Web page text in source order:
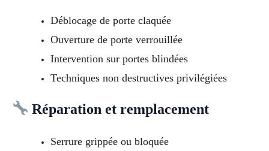
Déblocage de porte claquée
Ouverture de porte verrouillée
Intervention sur portes blindées
Techniques non destructives privilégiées
Réparation et remplacement
Serrure grippée ou bloquée